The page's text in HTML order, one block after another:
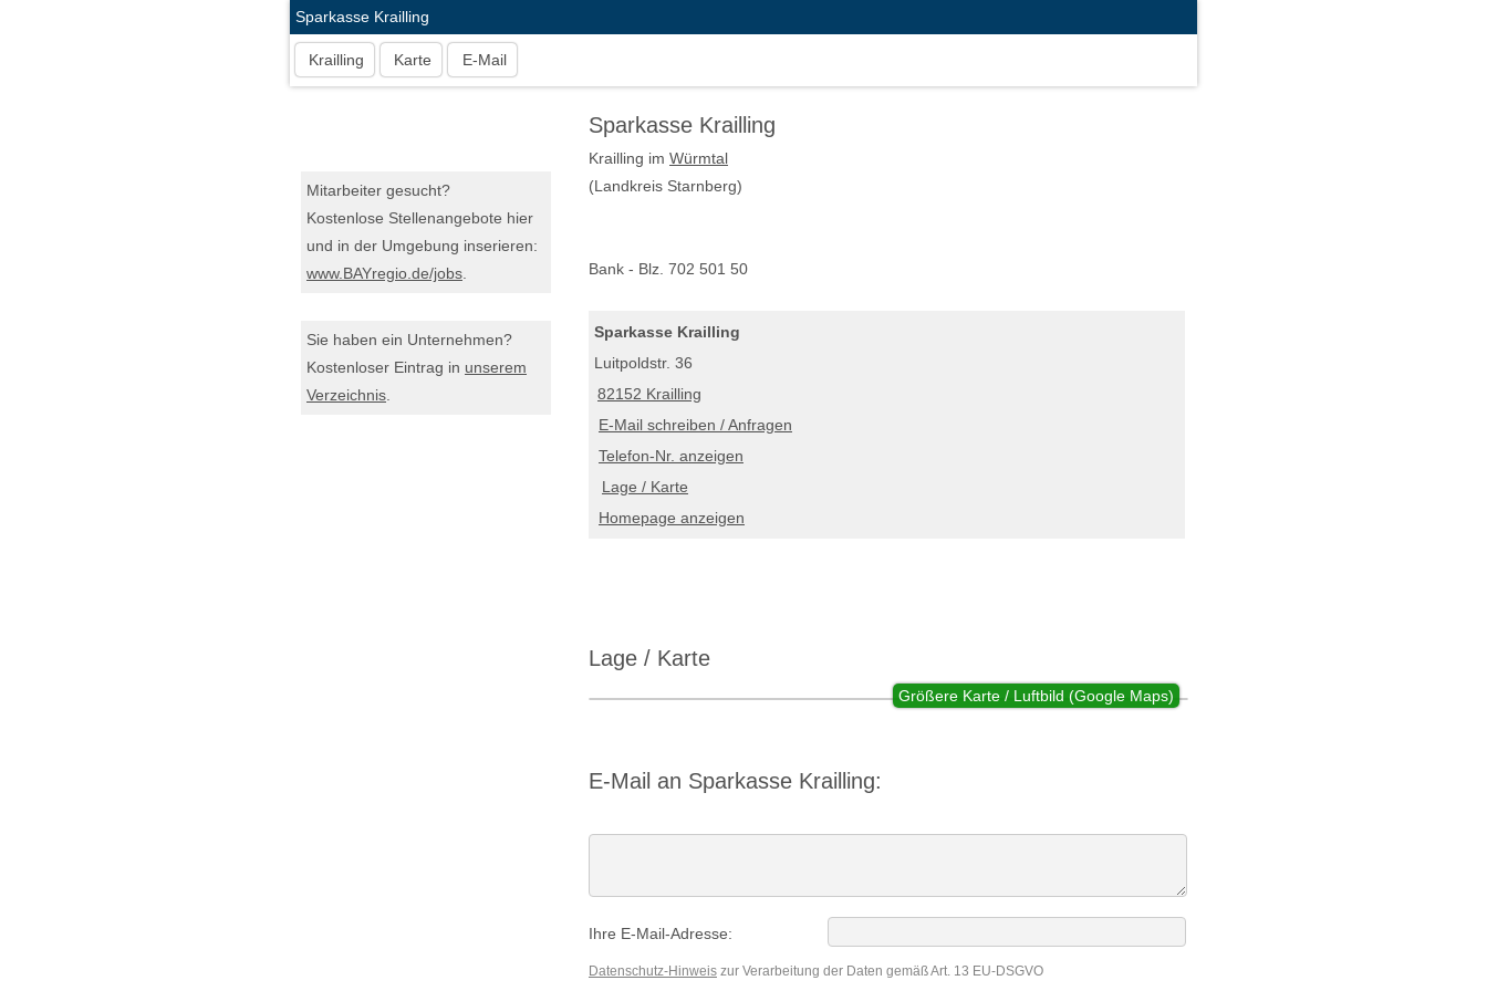
Sparkasse Krailling
Krailling Karte E-Mail
Mitarbeiter gesucht?
Kostenlose Stellenangebote hier
und in der Umgebung inserieren:
www.BAYregio.de/jobs
Sie haben ein Unternehmen?
Kostenloser Eintrag in unserem
Verzeichnis
Sparkasse Krailling
Krailling im Würmtal
(Landkreis Starnberg)
Bank - Blz. 702 501 50
Sparkasse Krailling
Luitpoldstr. 36
82152 Krailling
E-Mail schreiben / Anfragen
Telefon-Nr. anzeigen
Lage / Karte
Homepage anzeigen
Lage / Karte
Größere Karte / Luftbild (Google Maps)
E-Mail an Sparkasse Krailling:
Ihre E-Mail-Adresse:
Datenschutz-Hinweis zur Verarbeitung der Daten gemäß Art. 13 EU-DSGVO